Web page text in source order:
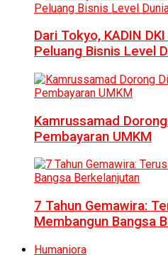
Dari Tokyo, KADIN
Peluang Bisnis Level
Kamrussamad
Pembayaran UMKM
7 Tahun Gemawira:
Membangun Bangsa
Humaniora